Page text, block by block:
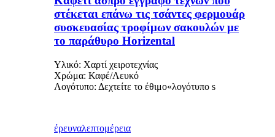
στέκεται επάνω τις τσάντες φερμουάρ
συσκευασίας τροφίμων σακουλών με
το παράθυρο Horizental
Υλικό: Χαρτί χειροτεχνίας
Χρώμα: Καφέ/Λευκό
Λογότυπο: Δεχτείτε το έθιμο«λογότυπο s
έρευναλεπτομέρεια